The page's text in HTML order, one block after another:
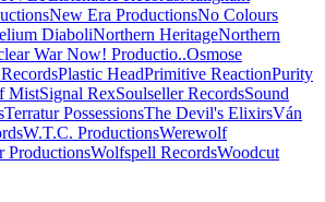
New Era ProductionsNo Colours
DiaboliNorthern HeritageNorthern
War Now! Productio..Osmose
Plastic HeadPrimitive ReactionPurity
MistSignal RexSoulseller RecordsSound
Terratur PossessionsThe Devil's ElixirsVán
W.T.C. ProductionsWerewolf
ProductionsWolfspell RecordsWoodcut